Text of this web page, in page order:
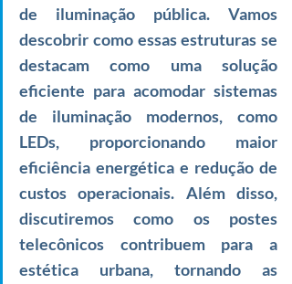
de iluminação pública. Vamos
descobrir como essas estruturas se
destacam como uma solução
eficiente para acomodar sistemas
de iluminação modernos, como
LEDs, proporcionando maior
eficiência energética e redução de
custos operacionais. Além disso,
discutiremos como os postes
telecônicos contribuem para a
estética urbana, tornando as